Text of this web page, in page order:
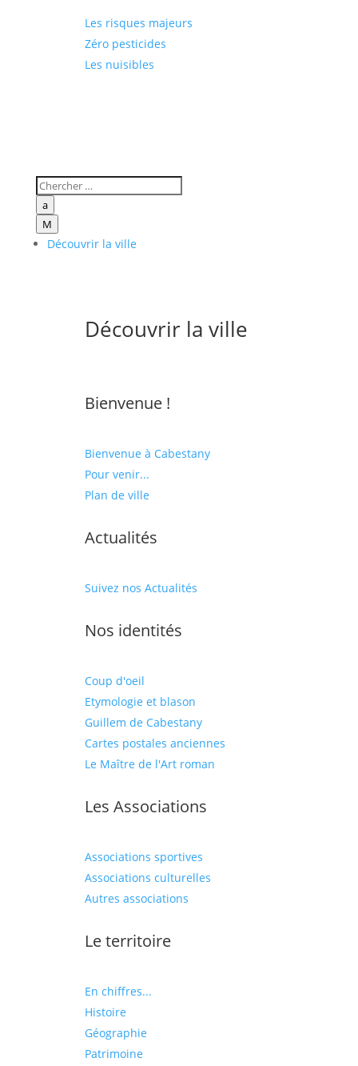
Les risques majeurs
Zéro pesticides
Les nuisibles
a
M
Découvrir la ville
Découvrir la ville
Bienvenue !
Bienvenue à Cabestany
Pour venir...
Plan de ville
Actualités
Suivez nos Actualités
Nos identités
Coup d'oeil
Etymologie et blason
Guillem de Cabestany
Cartes postales anciennes
Le Maître de l'Art roman
Les Associations
Associations sportives
Associations culturelles
Autres associations
Le territoire
En chiffres...
Histoire
Géographie
Patrimoine